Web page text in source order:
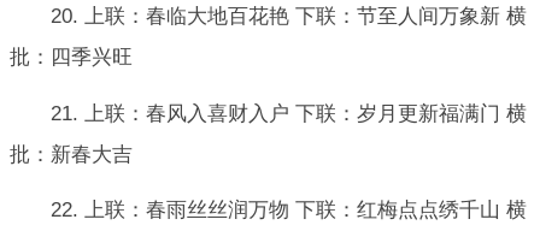
20. 上联：春临大地百花艳 下联：节至人间万象新 横
批：四季兴旺
21. 上联：春风入喜财入户 下联：岁月更新福满门 横
批：新春大吉
22. 上联：春雨丝丝润万物 下联：红梅点点绣千山 横